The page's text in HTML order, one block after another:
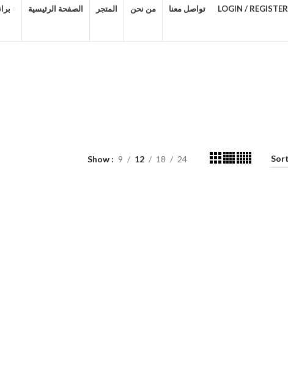
الصفحة الرئيسية المتجر من نحن تواصل معنا LOGIN / REGISTER
Show 9 12 18 24